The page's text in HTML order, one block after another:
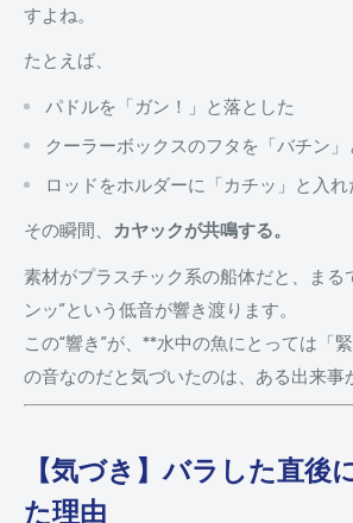
すよね。
たとえば、
パドルを「ガン！」と落とした
クーラーボックスのフタを「バチン」
ロッドをホルダーに「カチッ」と入れ
その瞬間、 カヤックが共鳴する。
素材がプラスチック系の船体だと、まる
ンッ”という低音が響き渡ります。
この“響き”が、**水中の魚にとっては「
の音なのだと気づいたのは、ある出来事
【気づき】バラした直後
た理由